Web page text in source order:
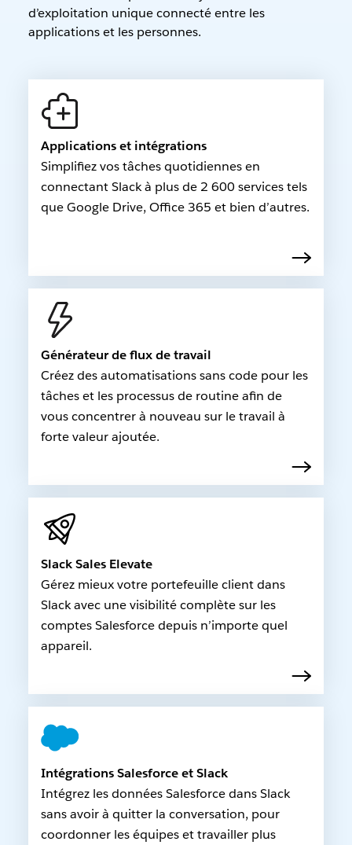
d’exploitation unique connecté entre les
applications et les personnes.
Applications et intégrations
Simplifiez vos tâches quotidiennes en
connectant Slack à plus de 2 600 services tels
que Google Drive, Office 365 et bien d’autres.
Générateur de flux de travail
Créez des automatisations sans code pour les
tâches et les processus de routine afin de
vous concentrer à nouveau sur le travail à
forte valeur ajoutée.
Slack Sales Elevate
Gérez mieux votre portefeuille client dans
Slack avec une visibilité complète sur les
comptes Salesforce depuis n’importe quel
appareil.
Intégrations Salesforce et Slack
Intégrez les données Salesforce dans Slack
sans avoir à quitter la conversation, pour
coordonner les équipes et travailler plus